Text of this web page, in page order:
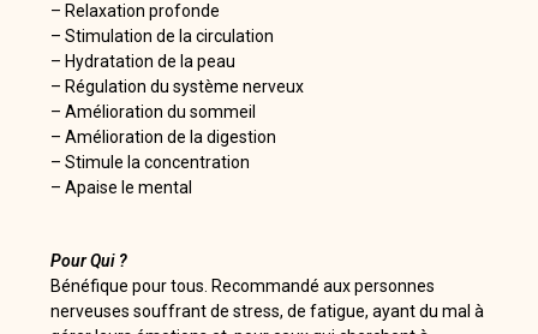
– Relaxation profonde
– Stimulation de la circulation
– Hydratation de la peau
– Régulation du système nerveux
– Amélioration du sommeil
– Amélioration de la digestion
– Stimule la concentration
– Apaise le mental
Pour Qui ?
Bénéfique pour tous. Recommandé aux personnes
nerveuses souffrant de stress, de fatigue, ayant du mal à